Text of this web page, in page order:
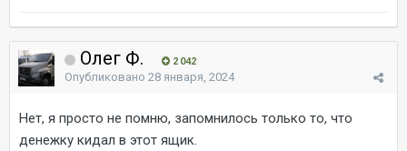
Олег Ф. 2 042
Опубликовано 28 января, 2024
Нет, я просто не помню, запомнилось только то, что
денежку кидал в этот ящик.